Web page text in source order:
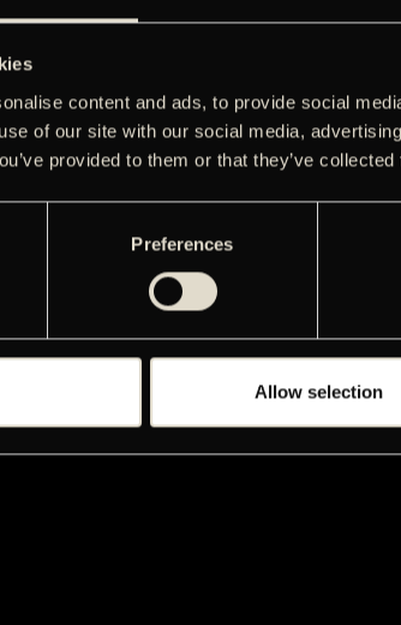
content and ads, to provide social
of our site with our social media,
provided to them or that they’ve
Preferences
Allow selection